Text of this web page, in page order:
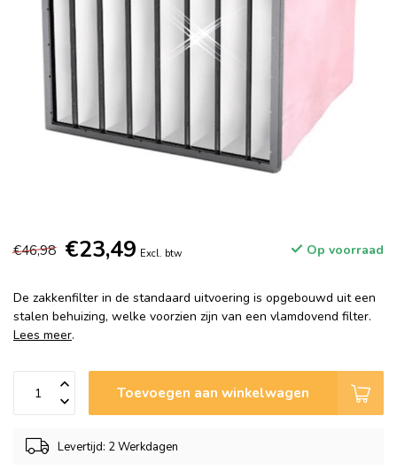
€46,98 €23,49 Excl. btw Op voorraad
De zakkenfilter in de standaard uitvoering is opgebouwd uit een
stalen behuizing, welke voorzien zijn van een vlamdovend filter.
Lees meer.
Toevoegen aan winkelwagen
Levertijd: 2 Werkdagen